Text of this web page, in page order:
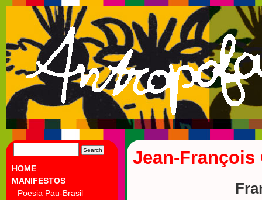
FOR:
HOME
MANIFESTOS
Poesia Pau-Brasil
Jean-François